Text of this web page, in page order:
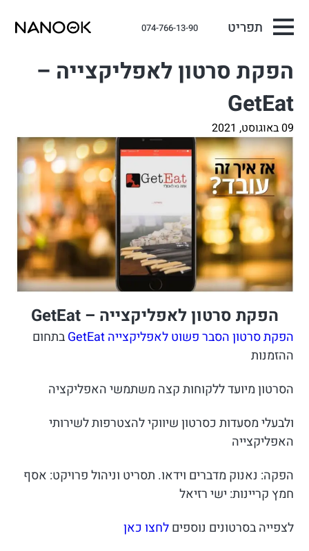
תפריט 074-766-13-90
הפקת סרטון לאפליקצייה –
GetEat
09 באוגוסט, 2021
הפקת סרטון לאפליקצייה – GetEat
הפקת סרטון הסבר פשוט לאפליקצייה GetEat
בתחום
ההזמנות
הסרטון מיועד ללקוחות קצה משתמשי האפליקציה
ולבעלי מסעדות כסרטון שיווקי להצטרפות לשירותי
האפליקצייה
הפקה: נאנוק מדברים וידאו. תסריט וניהול פרויקט: אסף
חמץ קריינות: ישי רזיאל
לצפייה בסרטונים נוספיםלחצו כאן